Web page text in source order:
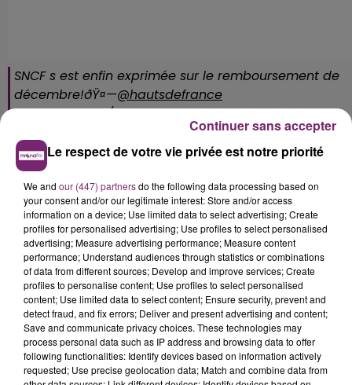
SNCF s est enfin exprimée sur le remboursement de
décembre!ðŸ¤—@hautsdefrance
pic.twitter.com/gttHpgxhEB
— Franck Dhersin (@FDhersin)
Le respect de votre vie privée est notre priorité
We and our (447) partnersdo the following data processing based on
your consent and/or our legitimate interest: Store and/or access
information on a device; Use limited data to select advertising; Create
profiles for personalised advertising; Use profiles to select personalised
advertising; Measure advertising performance; Measure content
performance; Understand audiences through statistics or combinations
of data from different sources; Develop and improve services; Create
profiles to personalise content; Use profiles to select personalised
content; Use limited data to select content; Ensure security, prevent and
detect fraud, and fix errors; Deliver and present advertising and content;
Save and communicate privacy choices. These technologies may
process personal data such as IP address and browsing data to offer
following functionalities: Identify devices based on information actively
requested; Use precise geolocation data; Match and combine data from
Continuer sans accepter